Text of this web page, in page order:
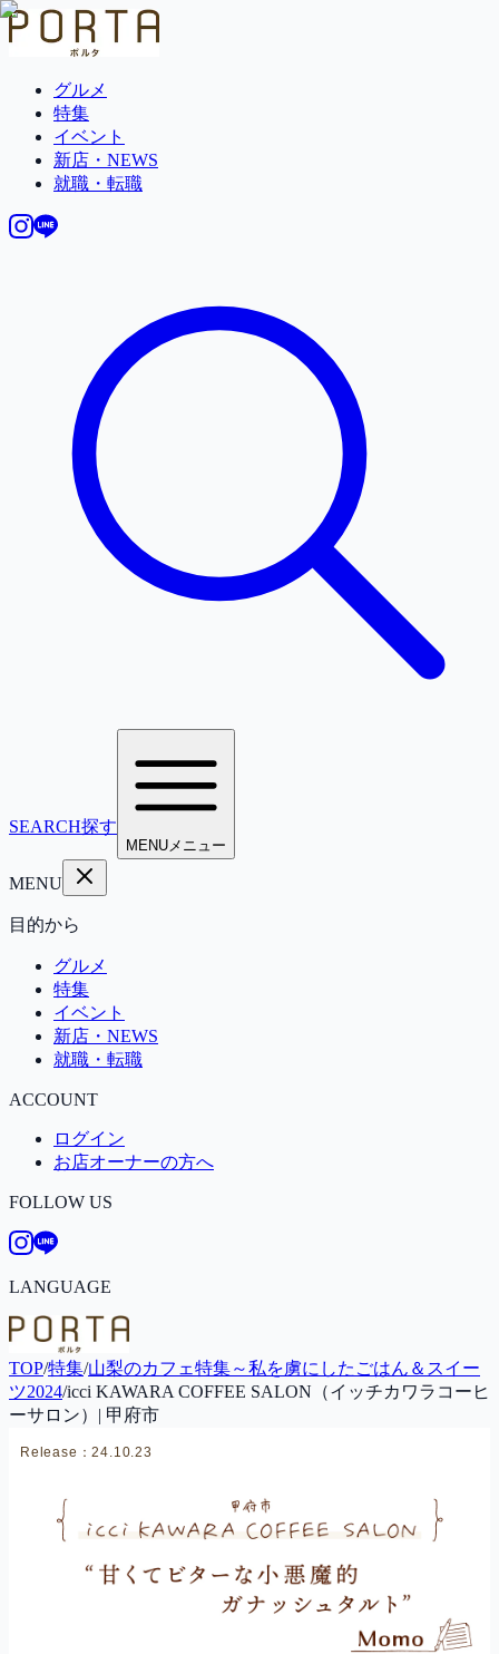
グルメ
特集
イベント
新店・NEWS
就職・転職
SEARCH探す
MENUメニュー
MENU
目的から
グルメ
特集
イベント
新店・NEWS
就職・転職
ACCOUNT
ログイン
お店オーナーの方へ
FOLLOW US
LANGUAGE
TOP/特集/山梨のカフェ特集～私を虜にしたごはん＆スイー
ツ2024/icci KAWARA COFFEE SALON（イッチカワラコーヒ
ーサロン）| 甲府市